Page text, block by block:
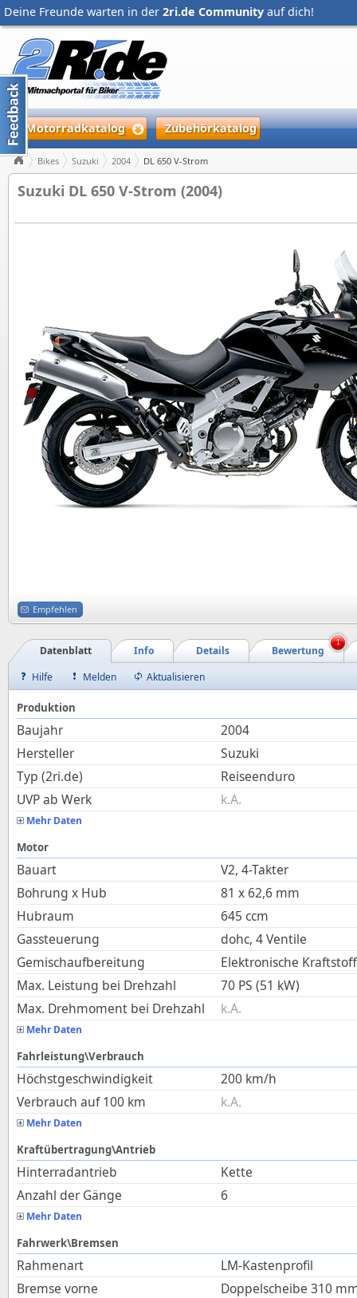
Deine Freunde warten in der 2ri.de Community auf dich!
Motorradkatalog Zubehörkatalog
Bikes Suzuki 2004 DL 650 V-Strom
Suzuki DL 650 V-Strom (2004)
Empfehlen
Bewertung
Details
Info
Datenblatt
1
Hilfe Melden Aktualisieren
Produktion
Baujahr
2004
Hersteller
Suzuki
Typ (2ri.de)
Reiseenduro
UVP ab Werk
k.A.
Mehr Daten
Motor
Bauart
V2, 4-Takter
Bohrung x Hub
81 x 62,6 mm
Hubraum
645 ccm
Gassteuerung
dohc, 4 Ventile
Gemischaufbereitung
Elektronische
Max. Leistung bei Drehzahl
70 PS (51 kW)
Max. Drehmoment bei Drehzahl
k.A.
Mehr Daten
Fahrleistung\Verbrauch
Höchstgeschwindigkeit 200 km/h
Verbrauch auf 100 km
k.A.
Mehr Daten
Kraftübertragung\Antrieb
Hinterradantrieb
Kette
Anzahl der Gänge
6
Mehr Daten
Fahrwerk\Bremsen
Rahmenart
LM-Kastenprofil
Bremse vorne
Doppelscheibe 310